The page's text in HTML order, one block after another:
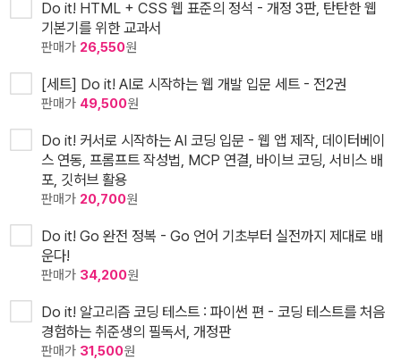
Do it! HTML + CSS 웹 표준의 정석 - 개정 3판, 탄탄한 웹
기본기를 위한 교과서
판매가 26,550원
[세트] Do it! AI로 시작하는 웹 개발 입문 세트 - 전2권
판매가 49,500원
Do it! 커서로 시작하는 AI 코딩 입문 - 웹 앱 제작, 데이터베이
스 연동, 프롬프트 작성법, MCP 연결, 바이브 코딩, 서비스 배
포, 깃허브 활용
판매가 20,700원
Do it! Go 완전 정복 - Go 언어 기초부터 실전까지 제대로 배
운다!
판매가 34,200원
Do it! 알고리즘 코딩 테스트 : 파이썬 편 - 코딩 테스트를 처음
경험하는 취준생의 필독서, 개정판
판매가 31,500원